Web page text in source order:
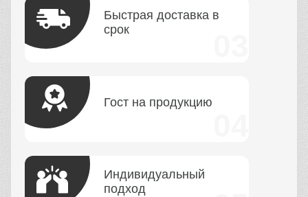
Быстрая доставка в
срок
Гост на продукцию
Индивидуальный
подход